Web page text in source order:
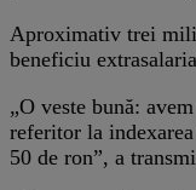
Aproximativ trei
beneficiu
„O veste bună:
referitor la
50 de ron”, a